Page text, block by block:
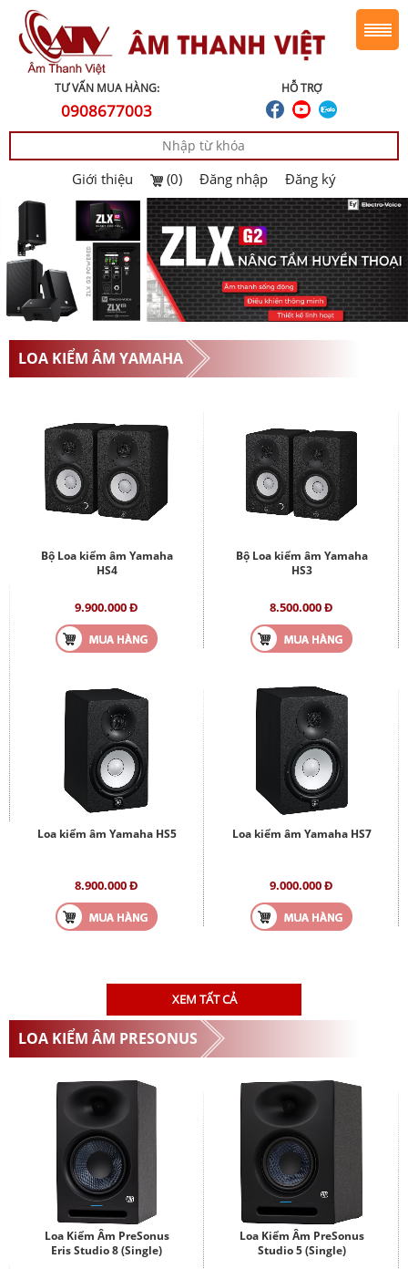
HỖ TRỢ
TƯ VẤN MUA HÀNG:
0908677003
Giới thiệu (0) Đăng nhập Đăng ký
LOA KIỂM ÂM YAMAHA
Bộ Loa kiểm âm Yamaha
HS4
9.900.000 Đ
Bộ Loa kiểm âm Yamaha
HS3
8.500.000 Đ
Loa kiểm âm Yamaha HS5
8.900.000 Đ
Loa kiểm âm Yamaha HS7
9.000.000 Đ
XEM TẤT CẢ
LOA KIỂM ÂM PRESONUS
Loa Kiểm Âm PreSonus
Eris Studio 8 (Single)
Loa Kiểm Âm PreSonus
Studio 5 (Single)